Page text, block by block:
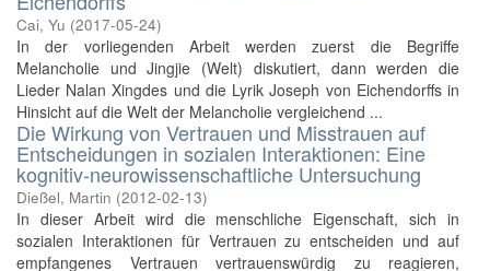
Cai, Yu (2017-05-24)
In der vorliegenden Arbeit werden zuerst die Begriffe
Melancholie und Jingjie (Welt) diskutiert, dann werden die
Lieder Nalan Xingdes und die Lyrik Joseph von Eichendorffs in
Hinsicht auf die Welt der Melancholie vergleichend ...
Die Wirkung von Vertrauen und Misstrauen auf
Entscheidungen in sozialen Interaktionen: Eine
kognitiv-neurowissenschaftliche Untersuchung
Dießel, Martin (2012-02-13)
In dieser Arbeit wird die menschliche Eigenschaft, sich in
sozialen Interaktionen für Vertrauen zu entscheiden und auf
empfangenes Vertrauen vertrauenswürdig zu reagieren,